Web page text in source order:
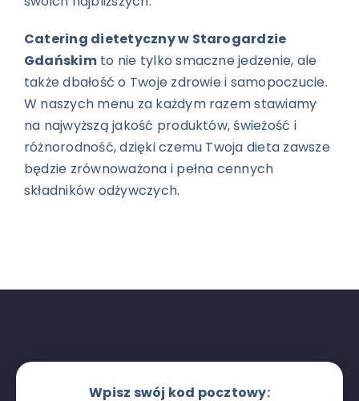
Catering dietetyczny w Starogardzie
Gdańskimto nie tylko smaczne jedzenie, ale
także dbałość o Twoje zdrowie i samopoczucie.
W naszych menu za każdym razem stawiamy
na najwyższą jakość produktów, świeżość i
różnorodność, dzięki czemu Twoja dieta zawsze
będzie zrównoważona i pełna cennych
składników odżywczych.
Wpisz swój kod pocztowy: